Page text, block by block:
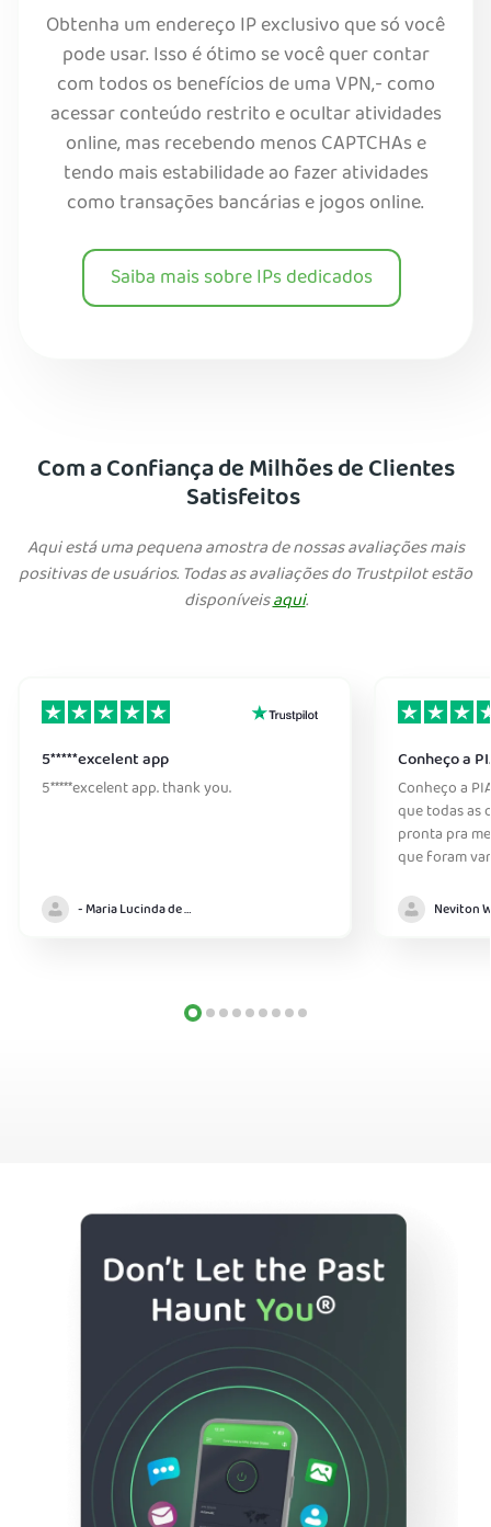
Obtenha um endereço IP exclusivo que só você
pode usar. Isso é ótimo se você quer contar
com todos os benefícios de uma VPN,- como
acessar conteúdo restrito e ocultar atividades
online, mas recebendo menos CAPTCHAs e
tendo mais estabilidade ao fazer atividades
como transações bancárias e jogos online.
Saiba mais sobre IPs dedicados
Com a Confiança de Milhões de Clientes
Satisfeitos
Aqui está uma pequena amostra de nossas avaliações mais
positivas de usuários. Todas as avaliações do Trustpilot estão
disponíveisaqui.
5*****excelent app
5*****excelent app. thank you.
- Maria Lucinda de Almeida
Conheço a
Conheço a
que todas as
pronta pra
que foram